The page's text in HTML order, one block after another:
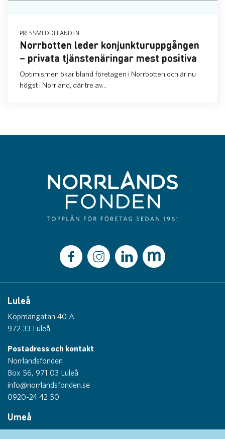
PRESSMEDDELANDEN
Norrbotten leder konjunkturuppgången
– privata tjänstenäringar mest positiva
Optimismen ökar bland företagen i Norrbotten och är nu
högst i Norrland, där tre av...
Luleå
Köpmangatan 40 A
972 33 Luleå
Postadress och kontakt
Norrlandsfonden
Box 56, 971 03 Luleå
info@norrlandsfonden.se
0920-24 42 50
Umeå
Thulegatan 1